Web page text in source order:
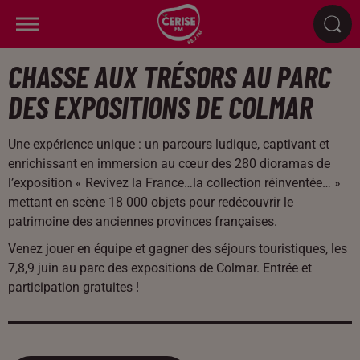
CHASSE AUX TRÉSORS AU PARC
DES EXPOSITIONS DE COLMAR
Une expérience unique : un parcours ludique, captivant et
enrichissant en immersion au cœur des 280 dioramas de
l’exposition « Revivez la France…la collection réinventée… »
mettant en scène 18 000 objets pour redécouvrir le
patrimoine des anciennes provinces françaises.
Venez jouer en équipe et gagner des séjours touristiques, les
7,8,9 juin au parc des expositions de Colmar. Entrée et
participation gratuites !